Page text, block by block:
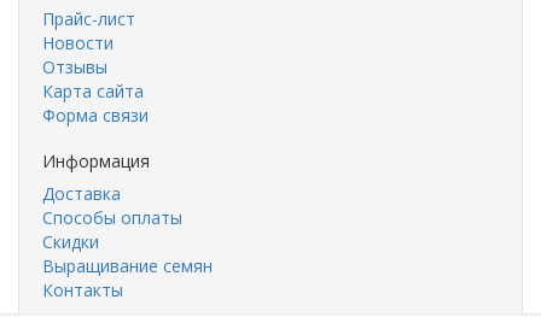
Прайс-лист
Новости
Отзывы
Карта сайта
Форма связи
Информация
Доставка
Способы оплаты
Скидки
Выращивание семян
Контакты